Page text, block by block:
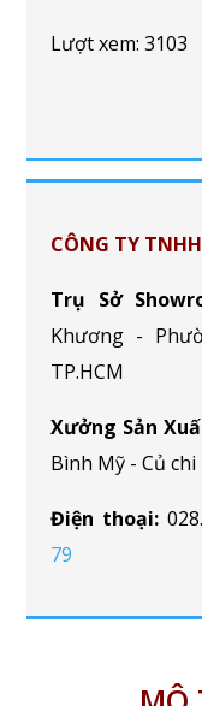
Lượt xem: 3103
CÔNG TY
Trụ Sở
Khương -
TP.HCM
Xưởng Sản
Bình Mỹ - Củ chi
Điện thoại:
79